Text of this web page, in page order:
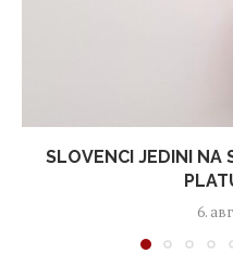
SLOVENCI JEDINI NA
6.